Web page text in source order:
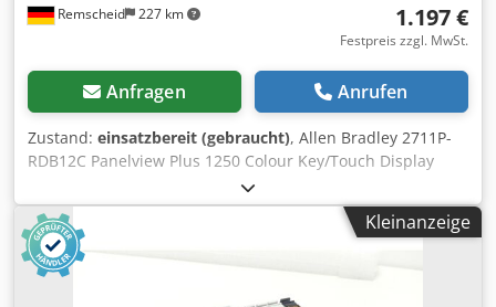
Remscheid 227 km 1.197 €
Festpreis zzgl. MwSt.
Anfragen Anrufen
Zustand: einsatzbereit (gebraucht), Allen Bradley 2711P-
RDB12C Panelview Plus 1250 Colour Key/Touch Display
Module Ser D SN: 41269120,gebraucht, geringe
Gebrauchsspuren, 100% funktionsfähig, Lieferumfang
gem. Fotos Djdjrcun Iepfx Am Aewa
Kleinanzeige